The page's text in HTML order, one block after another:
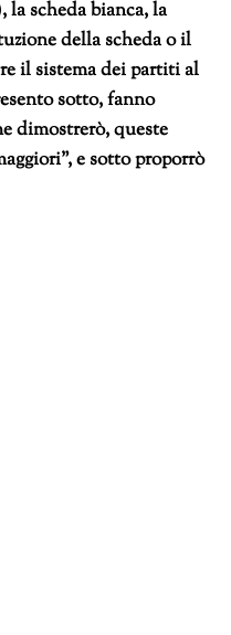
la scheda bianca, la
della scheda o il
il sistema dei partiti al
sotto, fanno
dimostrerò, queste
e sotto proporrò